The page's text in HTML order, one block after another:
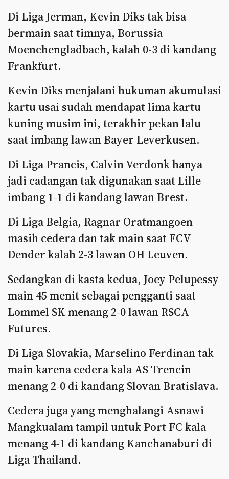
Di Liga Jerman, Kevin Diks tak bisa
bermain saat timnya, Borussia
Moenchengladbach, kalah 0-3 di kandang
Frankfurt.
Kevin Diks menjalani hukuman akumulasi
kartu usai sudah mendapat lima kartu
kuning musim ini, terakhir pekan lalu
saat imbang lawan Bayer Leverkusen.
Di Liga Prancis, Calvin Verdonk hanya
jadi cadangan tak digunakan saat Lille
imbang 1-1 di kandang lawan Brest.
Di Liga Belgia, Ragnar Oratmangoen
masih cedera dan tak main saat FCV
Dender kalah 2-3 lawan OH Leuven.
Sedangkan di kasta kedua, Joey Pelupessy
main 45 menit sebagai pengganti saat
Lommel SK menang 2-0 lawan RSCA
Futures.
Di Liga Slovakia, Marselino Ferdinan tak
main karena cedera kala AS Trencin
menang 2-0 di kandang Slovan Bratislava.
Cedera juga yang menghalangi Asnawi
Mangkualam tampil untuk Port FC kala
menang 4-1 di kandang Kanchanaburi di
Liga Thailand.